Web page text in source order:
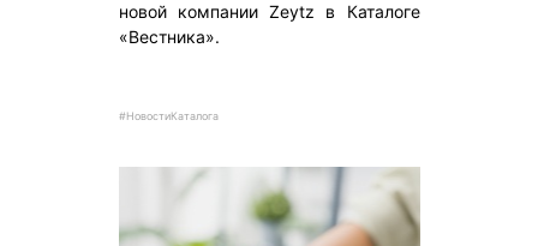
новой компании Zeytz в Каталоге
«Вестника».
#НовостиКаталога